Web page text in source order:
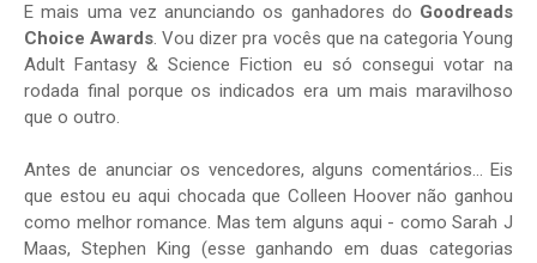
E mais uma vez anunciando os ganhadores do Goodreads
Choice Awards. Vou dizer pra vocês que na categoria Young
Adult Fantasy & Science Fiction eu só consegui votar na
rodada final porque os indicados era um mais maravilhoso
que o outro.
Antes de anunciar os vencedores, alguns comentários... Eis
que estou eu aqui chocada que Colleen Hoover não ganhou
como melhor romance. Mas tem alguns aqui - como Sarah J
Maas, Stephen King (esse ganhando em duas categorias